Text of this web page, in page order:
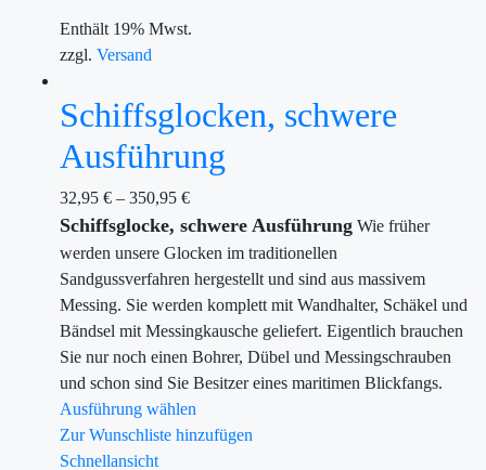
Enthält 19% Mwst.
zzgl. Versand
Schiffsglocken, schwere
Ausführung
32,95 € – 350,95 €
Schiffsglocke, schwere Ausführung Wie früher
werden unsere Glocken im traditionellen
Sandgussverfahren hergestellt und sind aus massivem
Messing. Sie werden komplett mit Wandhalter, Schäkel und
Bändsel mit Messingkausche geliefert. Eigentlich brauchen
Sie nur noch einen Bohrer, Dübel und Messingschrauben
und schon sind Sie Besitzer eines maritimen Blickfangs.
Ausführung wählen
Zur Wunschliste hinzufügen
Schnellansicht